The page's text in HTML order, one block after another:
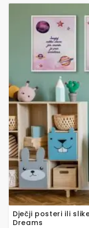
Dječji posteri ili
Dreams
proizvod
varijanti.
mogu
odabrati
na
stranici
proizvoda